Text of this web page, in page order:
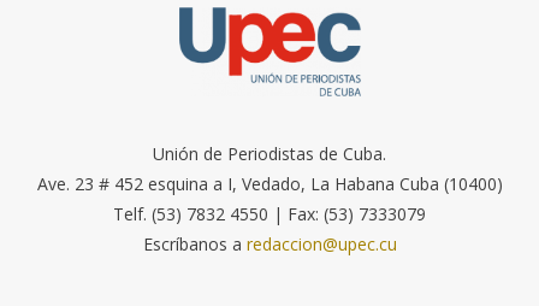
Unión de Periodistas de Cuba.
Ave. 23 # 452 esquina a I, Vedado, La Habana Cuba (10400)
Telf. (53) 7832 4550 | Fax: (53) 7333079
Escríbanos a redaccion@upec.cu